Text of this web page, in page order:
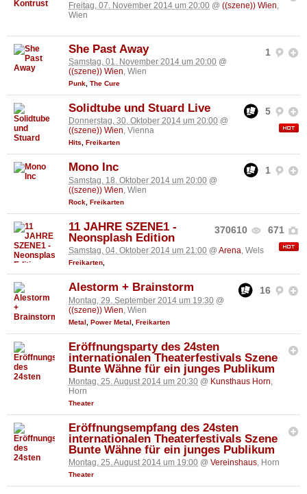
Freitag, 07. November 2014 um 20:00 @ ((szene)) Wien,
Wien
1
She Past Away
Samstag, 01. November 2014 um 20:00 @
((szene)) Wien, Wien
Punk The Cure
5
Solidtube und Stuard Live
Donnerstag, 30. Oktober 2014 um 20:00 @
((szene)) Wien, Vienna
Hits, Freikarten
1
Mono Inc
Samstag, 18. Oktober 2014 um 20:00 @
((szene)) Wien , Wien
Rock Freikarten
370610 671
11 JAHRE SZENE1 -
Neonsplash Edition
Samstag, 04. Oktober 2014 um 21:00 @ Arena, Wels
Freikarten
16
Alestorm + Brainstorm
Montag, 29. September 2014 um 19:30 @
((szene)) Wien , Wien
Metal Power Metal Freikarten
Eröffnungsparty des 24sten
internationalen Theaterfestivals Szene
Bunte Wähne für ein junges Publikum
Montag, 25. August 2014 um 20:30 @ Kunsthaus Horn,
Horn
Theater
Eröffnungsempfang des 24sten
internationalen Theaterfestivals Szene
Bunte Wähne für ein junges Publikum
Montag, 25. August 2014 um 19:00 @ Vereinshaus, Horn
Theater